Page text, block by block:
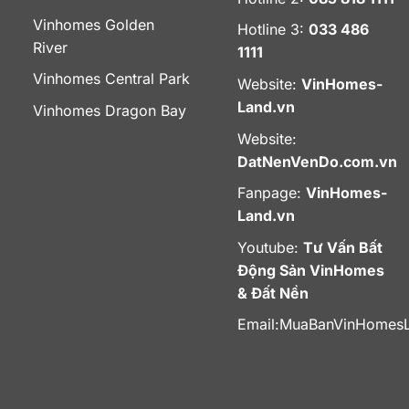
Vinhomes Golden
River
Vinhomes Central Park
Vinhomes Dragon Bay
Hotline 3: 033 486
1111
Website: VinHomes-
Land.vn
Website:
DatNenVenDo.com.vn
Fanpage: VinHomes-
Land.vn
Youtube: Tư Vấn Bất
Động Sản VinHomes
& Đất Nền
Email: